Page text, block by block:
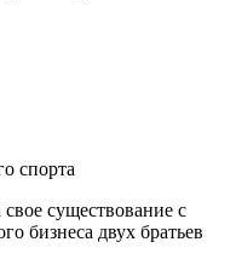
существование с
бизнеса двух братьев